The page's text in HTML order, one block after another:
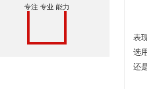
专注 专业 能力
表
选
还